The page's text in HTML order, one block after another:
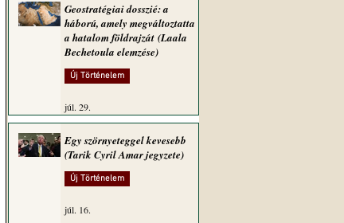
Geostratégiai dosszié: a
háború, amely megváltoztatta
a hatalom földrajzát (Laala
Bechetoula elemzése)
Új Történelem
júl. 29.
Egy szörnyeteggel kevesebb
(Tarik Cyril Amar jegyzete)
Új Történelem
júl. 16.